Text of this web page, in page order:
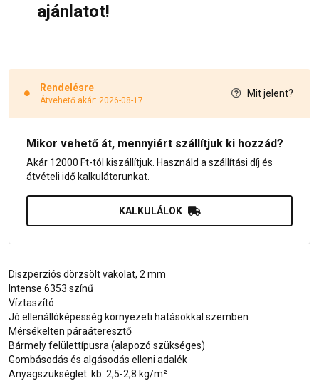
ajánlatot!
Rendelésre
Átvehető akár: 2026-08-17
Mit jelent?
Mikor vehető át, mennyiért szállítjuk ki hozzád?
Akár 12000 Ft-tól kiszállítjuk. Használd a szállítási díj és
átvételi idő kalkulátorunkat.
KALKULÁLOK
Diszperziós dörzsölt vakolat, 2 mm
Intense 6353 színű
Víztaszító
Jó ellenállóképesség környezeti hatásokkal szemben
Mérsékelten páraáteresztő
Bármely felülettípusra (alapozó szükséges)
Gombásodás és algásodás elleni adalék
Anyagszükséglet: kb. 2,5-2,8 kg/m²